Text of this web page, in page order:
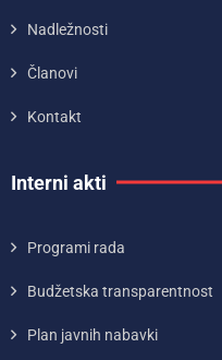
Nadležnosti
Članovi
Kontakt
Interni akti
Programi rada
Budžetska transparentnost
Plan javnih nabavki